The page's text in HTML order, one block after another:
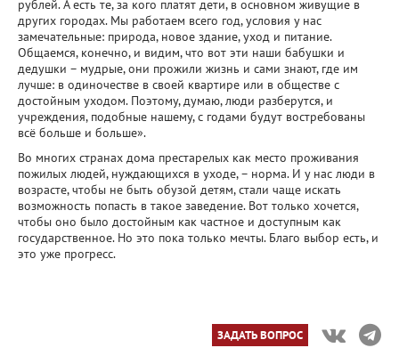
рублей. А есть те, за кого платят дети, в основном живущие в
других городах. Мы работаем всего год, условия у нас
замечательные: природа, новое здание, уход и питание.
Общаемся, конечно, и видим, что вот эти наши бабушки и
дедушки – мудрые, они прожили жизнь и сами знают, где им
лучше: в одиночестве в своей квартире или в обществе с
достойным уходом. Поэтому, думаю, люди разберутся, и
учреждения, подобные нашему, с годами будут востребованы
всё больше и больше».
Во многих странах дома престарелых как место проживания
пожилых людей, нуждающихся в уходе, – норма. И у нас люди в
возрасте, чтобы не быть обузой детям, стали чаще искать
возможность попасть в такое заведение. Вот только хочется,
чтобы оно было достойным как частное и доступным как
государственное. Но это пока только мечты. Благо выбор есть, и
это уже прогресс.
ЗАДАТЬ ВОПРОС